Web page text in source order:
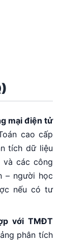
mại điện tử
cao cấp
tích dữ liệu
và các công
– người học
nếu có tư
với TMĐT
phân tích